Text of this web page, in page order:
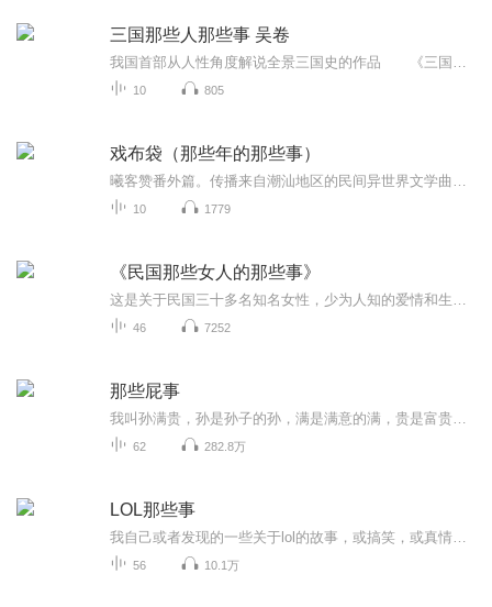
三国那些人那些事 吴卷
10 805
戏布袋（那些年的那些事）
10 1779
《民国那些女人的那些事》
46 7252
那些屁事
62 282.8万
LOL那些事
56 10.1万